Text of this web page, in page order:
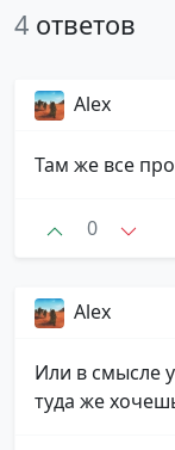
4 ответов
Alex
Там же все
0
Alex
Или в смысле
туда же